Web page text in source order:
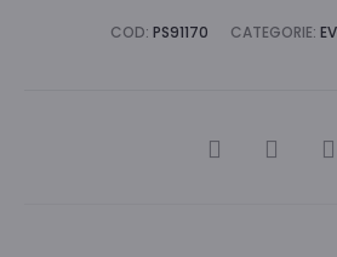
COD: PS91170 CATEGORIE:
CONDIVIDI